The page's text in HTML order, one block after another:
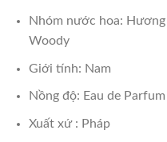
Nhóm nước hoa:
Woody
Giới tính: Nam
Nồng độ: Eau de Parfum
Xuất xứ : Pháp